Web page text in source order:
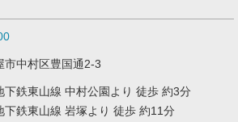
市中村区豊国通2-3
下鉄東山線 中村公園より 徒歩 約3分
下鉄東山線 岩塚より 徒歩 約11分